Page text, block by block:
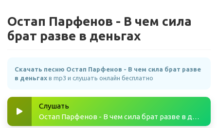
Остап Парфенов - В чем сила
брат разве в деньгах
Скачать песню Остап Парфенов - В чем сила брат разве
в деньгах в mp3 и слушать онлайн бесплатно
Слушать
Остап Парфенов - В чем сила брат разве в деньгах